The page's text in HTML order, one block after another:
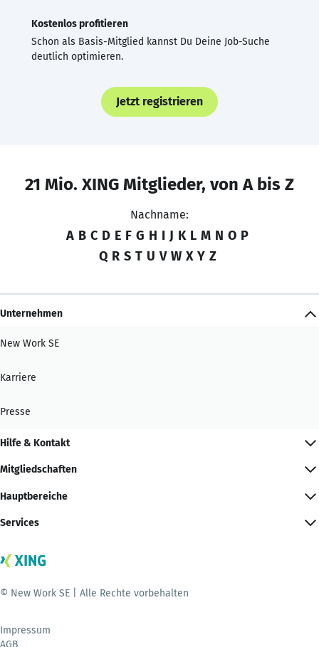
Kostenlos profitieren
Schon als Basis-Mitglied kannst Du Deine Job-Suche
deutlich optimieren.
Jetzt registrieren
21 Mio. XING Mitglieder, von A bis Z
Nachname:
A B C D E F G H I J K L M N O P
Q R S T U V W X Y Z
Unternehmen
New Work SE
Karriere
Presse
Hilfe & Kontakt
Mitgliedschaften
Hauptbereiche
Services
© New Work SE | Alle Rechte vorbehalten
Impressum
AGB